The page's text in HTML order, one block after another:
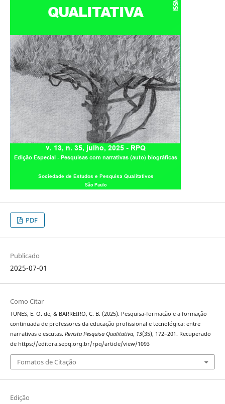
PDF
Publicado
2025-07-01
Como Citar
TUNES, E. O. de, & BARREIRO, C. B. (2025). Pesquisa-formação e a formação
continuada de professores da educação profissional e tecnológica: entre
narrativas e escutas. Revista Pesquisa Qualitativa, 13(35), 172–201. Recuperado
de https://editora.sepq.org.br/rpq/article/view/1093
Fomatos de Citação
Edição